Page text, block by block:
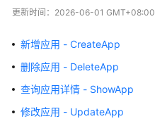
新
态
产
品
绍
更新时间： 2026-06-01 GMT+08:00
新增应用 - CreateApp
删除应用 - DeleteApp
查询应用详情 - ShowApp
修改应用 - UpdateApp